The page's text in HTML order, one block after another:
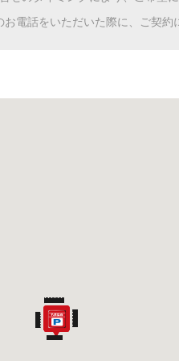
電話をいただいた際に、ご契約